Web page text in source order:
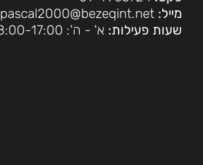
מייל: pascal2000@bezeqint.net
שעות פעילות: א' - ה': 8:00-17:00